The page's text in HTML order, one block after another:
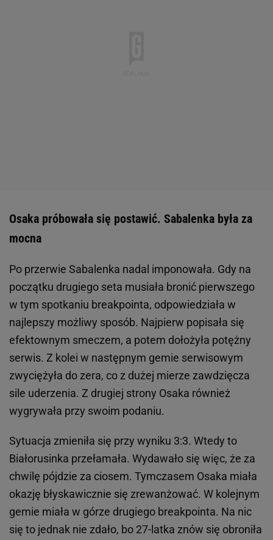
Osaka próbowała się postawić. Sabalenka była za
mocna
Po przerwie Sabalenka nadal imponowała. Gdy na
początku drugiego seta musiała bronić pierwszego
w tym spotkaniu breakpointa, odpowiedziała w
najlepszy możliwy sposób. Najpierw popisała się
efektownym smeczem, a potem dołożyła potężny
serwis. Z kolei w następnym gemie serwisowym
zwyciężyła do zera, co z dużej mierze zawdzięcza
sile uderzenia. Z drugiej strony Osaka również
wygrywała przy swoim podaniu.
Sytuacja zmieniła się przy wyniku 3:3. Wtedy to
Białorusinka przełamała. Wydawało się więc, że za
chwilę pójdzie za ciosem. Tymczasem Osaka miała
okazję błyskawicznie się zrewanżować. W kolejnym
gemie miała w górze drugiego breakpointa. Na nic
się to jednak nie zdało, bo 27-latka znów się obroniła